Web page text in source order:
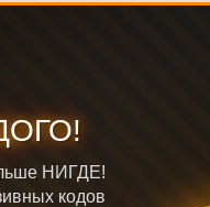
НИГДЕ!
кодов